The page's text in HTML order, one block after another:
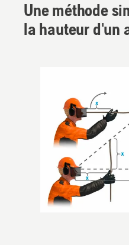
Une méthode
la hauteur d'un